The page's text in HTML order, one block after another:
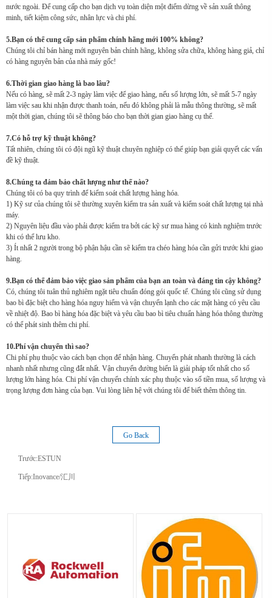
nước ngoài. Để cung cấp cho bạn dịch vụ toàn diện một điểm dừng về sản xuất thông
minh, tiết kiệm công sức, nhân lực và chi phí.
5.Bạn có thể cung cấp sản phẩm chính hãng mới 100% không?
Chúng tôi chỉ bán hàng mới nguyên bản chính hãng, không sửa chữa, không hàng giả, chỉ
có hàng nguyên bản của nhà máy gốc!
6.Thời gian giao hàng là bao lâu?
Nếu có hàng, sẽ mất 2-3 ngày làm việc để giao hàng, nếu số lượng lớn, sẽ mất 5-7 ngày
làm việc sau khi nhận được thanh toán, nếu đó không phải là mẫu thông thường, sẽ mất
một thời gian, chúng tôi sẽ thông báo cho bạn thời gian giao hàng cụ thể.
7.Có hỗ trợ kỹ thuật không?
Tất nhiên, chúng tôi có đội ngũ kỹ thuật chuyên nghiệp có thể giúp bạn giải quyết các vấn
đề kỹ thuật.
8.Chúng ta đảm bảo chất lượng như thế nào?
Chúng tôi có ba quy trình để kiểm soát chất lượng hàng hóa.
1) Kỹ sư của chúng tôi sẽ thường xuyên kiểm tra sản xuất và kiểm soát chất lượng tại nhà
máy.
2) Nguyên liệu đầu vào phải được kiểm tra bởi các kỹ sư mua hàng có kinh nghiệm trước
khi có thể lưu kho.
3) Ít nhất 2 người trong bộ phận hậu cần sẽ kiểm tra chéo hàng hóa cần gửi trước khi giao
hàng.
9.Bạn có thể đảm bảo việc giao sản phẩm của bạn an toàn và đáng tin cậy không?
Có, chúng tôi tuân thủ nghiêm ngặt tiêu chuẩn đóng gói quốc tế. Chúng tôi cũng sử dụng
bao bì đặc biệt cho hàng hóa nguy hiểm và vận chuyển lạnh cho các mặt hàng có yêu cầu
về nhiệt độ. Bao bì hàng hóa đặc biệt và yêu cầu bao bì tiêu chuẩn hàng hóa thông thường
có thể phát sinh thêm chi phí.
10.Phí vận chuyển thì sao?
Chi phí phụ thuộc vào cách bạn chọn để nhận hàng. Chuyển phát nhanh thường là cách
nhanh nhất nhưng cũng đắt nhất. Vận chuyển đường biển là giải pháp tốt nhất cho số
lượng lớn hàng hóa. Chi phí vận chuyển chính xác phụ thuộc vào số tiền mua, số lượng và
trọng lượng đơn hàng của bạn. Vui lòng liên hệ với chúng tôi để biết thêm thông tin.
Go Back
Trước:ESTUN
Tiếp:Inovance/汇川